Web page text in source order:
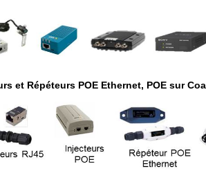
et Répéteurs POE Ethernet, POE sur